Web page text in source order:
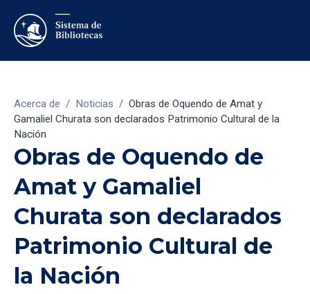
Acerca de / Noticias / Obras de Oquendo de Amat y
Gamaliel Churata son declarados Patrimonio Cultural de la
Nación
Obras de Oquendo de
Amat y Gamaliel
Churata son declarados
Patrimonio Cultural de
la Nación